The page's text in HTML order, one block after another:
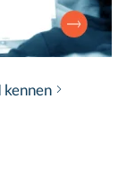
kennen